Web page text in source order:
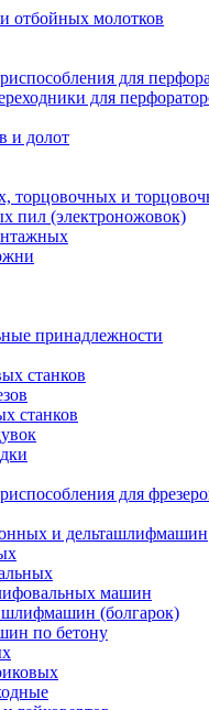
отбойных молотков
для
для
и долот
торцовочных и
пил (электроножовок)
принадлежности
станков
станков
для
и дельташлифмашин
машин
(болгарок)
по бетону